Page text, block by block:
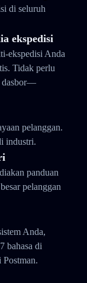
di seluruh
ekspedisi
ekspedisi Anda
Tidak perlu
dasbor—
pelanggan.
industri.
panduan
pelanggan
Anda,
bahasa di